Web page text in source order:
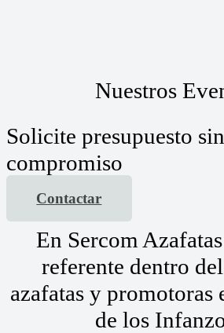
Nuestros
Solicite presupuesto sin
compromiso
Contactar
En Sercom
referente dentro
azafatas y promotoras
de los